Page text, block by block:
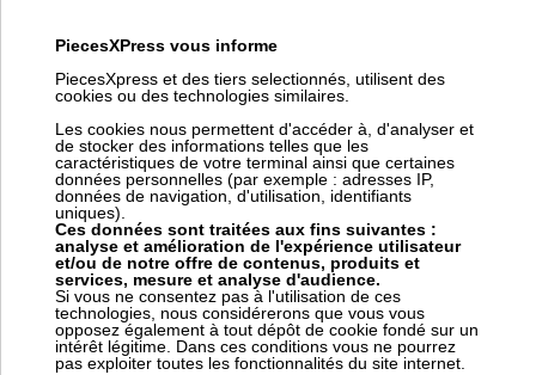
Référence fabricant: 0020271552
Code barre:3532041746946
Poids:0.7 kg
Code article Pièces Express:
745832
Prix:
61,00 € HT
73,20 € TTC
± 6 jours ouvrés
PiecesXPress vous informe
PiecesXpress et des tiers selectionnés, utilisent des
cookies ou des technologies similaires.
Les cookies nous permettent d'accéder à, d'analyser et
de stocker des informations telles que les
caractéristiques de votre terminal ainsi que certaines
données personnelles (par exemple : adresses IP,
données de navigation, d'utilisation, identifiants
uniques).
Ces données sont traitées aux fins suivantes :
analyse et amélioration de l'expérience utilisateur
et/ou de notre offre de contenus, produits et
services, mesure et analyse d'audience.
Si vous ne consentez pas à l'utilisation de ces
technologies, nous considérerons que vous vous
opposez également à tout dépôt de cookie fondé sur un
intérêt légitime. Dans ces conditions vous ne pourrez
pas exploiter toutes les fonctionnalités du site internet.